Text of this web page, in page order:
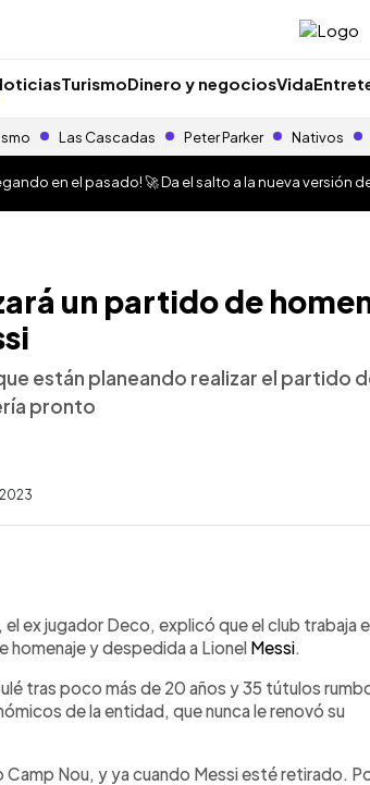
TurismoDinero y negociosVida
Las Cascadas Peter Parker Nativos
en el pasado! 🚀 Da el salto a la nueva versión
un partido de
están planeando realizar el partido
pronto
ex jugador Deco, explicó que el club trabaja
homenaje y despedida a Lionel Messi.
tras poco más de 20 años y 35 tútulos
de la entidad, que nunca le renovó su
Camp Nou, y ya cuando Messi esté retirado.